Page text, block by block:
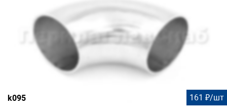
k095 161 ₽/шт